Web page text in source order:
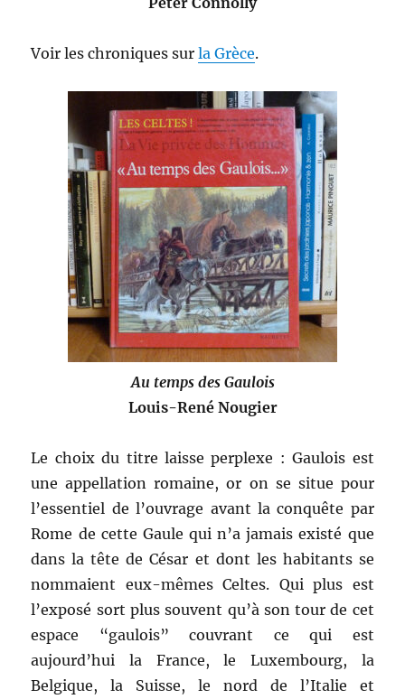
Voir les chroniques surla Grèce.
Au temps des Gaulois
Louis-René Nougier
Le choix du titre laisse perplexe : Gaulois est
une appellation romaine, or on se situe pour
l’essentiel de l’ouvrage avant la conquête par
Rome de cette Gaule qui n’a jamais existé que
dans la tête de César et dont les habitants se
nommaient eux-mêmes Celtes. Qui plus est
l’exposé sort plus souvent qu’à son tour de cet
espace “gaulois” couvrant ce qui est
aujourd’hui la France, le Luxembourg, la
Belgique, la Suisse, le nord de l’Italie et